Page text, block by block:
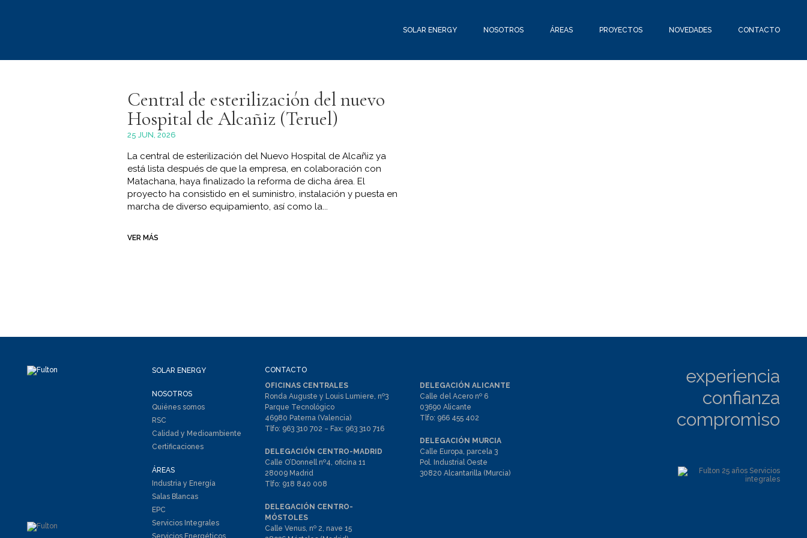
SOLAR ENERGY NOSOTROS ÁREAS PROYECTOS NOVEDADES CONTACTO
Central de esterilización del nuevo
Hospital de Alcañiz (Teruel)
25 JUN, 2026
La central de esterilización del Nuevo Hospital de Alcañiz ya
está lista después de que la empresa, en colaboración con
Matachana, haya finalizado la reforma de dicha área. El
proyecto ha consistido en el suministro, instalación y puesta en
marcha de diverso equipamiento, así como la...
VER MÁS
SOLAR ENERGY
NOSOTROS
Quiénes somos
RSC
Calidad y Medioambiente
Certificaciones
ÁREAS
Industria y Energía
Salas Blancas
EPC
Servicios Integrales
Servicios Energéticos
CONTACTO
OFICINAS CENTRALES
Ronda Auguste y Louis Lumiere, nº3
Parque Tecnológico
46980 Paterna (Valencia)
Tlfo: 963 310 702 – Fax: 963 310 716
DELEGACIÓN CENTRO-MADRID
Calle O’Donnell nº4, oficina 11
28009 Madrid
Tlfo: 918 840 008
DELEGACIÓN CENTRO-
MÓSTOLES
Calle Venus, nº 2, nave 15
DELEGACIÓN ALICANTE
Calle del Acero nº 6
03690 Alicante
Tlfo: 966 455 402
DELEGACIÓN MURCIA
Calle Europa, parcela 3
Pol. Industrial Oeste
30820 Alcantarilla (Murcia)
experiencia
confianza
compromiso